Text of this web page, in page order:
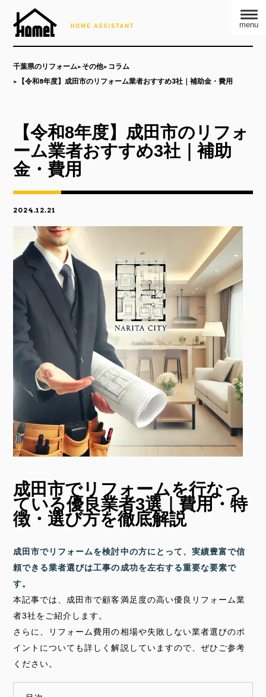
menu
千葉県のリフォーム その他
コラム
【令和8年度】成田市のリフォーム業者おすすめ3社｜補助金・費用
【令和8年度】成田市のリフォ
ーム業者おすすめ3社｜補助
金・費用
2024.12.21
成田市でリフォームを行なっ
ている優良業者3選｜費用・特
徴・選び方を徹底解説
成田市でリフォームを検討中の方にとって、実績豊富で信
頼できる業者選びは工事の成功を左右する重要な要素で
す。
本記事では、成田市で顧客満足度の高い優良リフォーム業
者3社をご紹介します。
さらに、リフォーム費用の相場や失敗しない業者選びのポ
イントについても詳しく解説していますので、ぜひご参考
ください。